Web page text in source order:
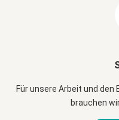
Für unsere Arbeit und
brauchen